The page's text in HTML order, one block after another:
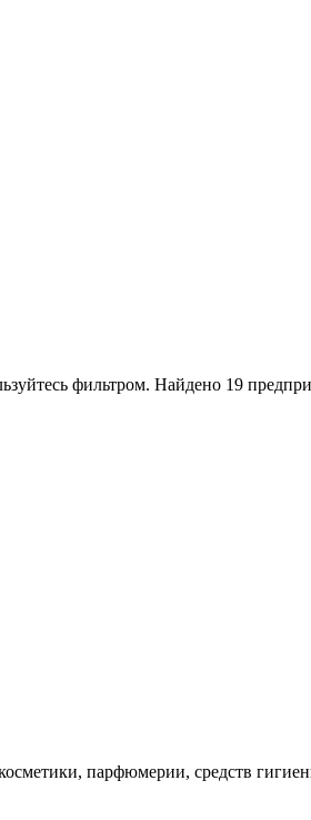
фильтром. Найдено 19
парфюмерии, средств